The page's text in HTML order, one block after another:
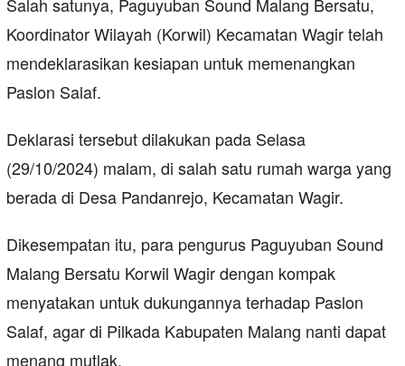
Koordinator Wilayah (Korwil) Kecamatan Wagir telah
mendeklarasikan kesiapan untuk memenangkan
Paslon Salaf.
Deklarasi tersebut dilakukan pada Selasa
(29/10/2024) malam, di salah satu rumah warga yang
berada di Desa Pandanrejo, Kecamatan Wagir.
Dikesempatan itu, para pengurus Paguyuban Sound
Malang Bersatu Korwil Wagir dengan kompak
menyatakan untuk dukungannya terhadap Paslon
Salaf, agar di Pilkada Kabupaten Malang nanti dapat
menang mutlak.